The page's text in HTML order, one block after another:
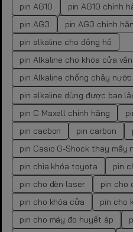
pin AG10
pin AG10 chính
pin AG3
pin AG3 chính
pin alkaline cho đồng hồ
pin Alkaline cho khóa cửa
pin Alkaline chống chảy nước
pin alkaline dùng được bao
pin C Maxell chính hãng
pin cacbon
pin carbon
pin Casio G-Shock thay mấy
pin chìa khóa toyota
pin
pin cho đèn laser
pin cho
pin cho khóa cửa
pin cho
pin cho máy đo huyết áp